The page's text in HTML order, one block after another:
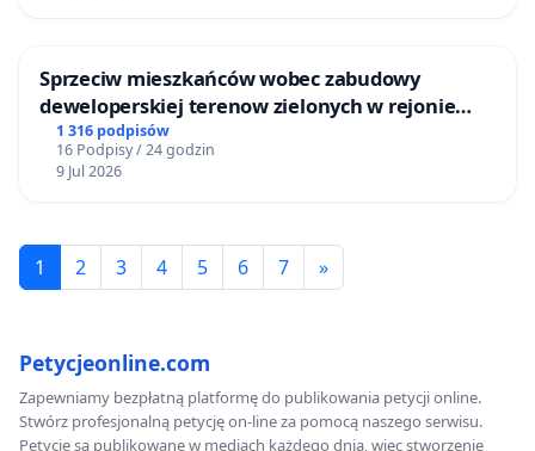
Sprzeciw mieszkańców wobec zabudowy
deweloperskiej terenow zielonych w rejonie
Bulwarów Straceńskich w Bielsku-Białej
1 316 podpisów
16 Podpisy / 24 godzin
9 Jul 2026
1 2 3 4 5 6 7 »
Petycjeonline.com
Zapewniamy bezpłatną platformę do publikowania petycji online.
Stwórz profesjonalną petycję on-line za pomocą naszego serwisu.
Petycje są publikowane w mediach każdego dnia, więc stworzenie